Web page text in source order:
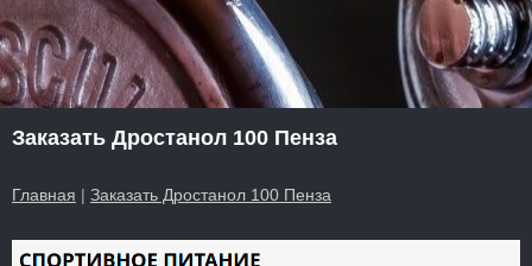
Заказать Дростанол 100 Пенза
Главная | Заказать Дростанол 100 Пенза